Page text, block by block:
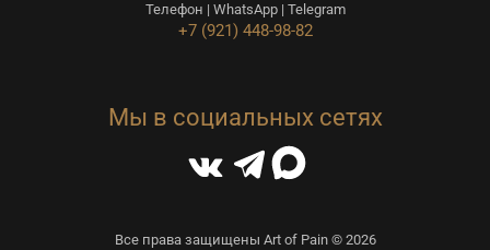
Телефон | WhatsApp | Telegram
+7 (921) 448-98-82
Мы в социальных сетях
Все права защищены Art of Pain © 2026